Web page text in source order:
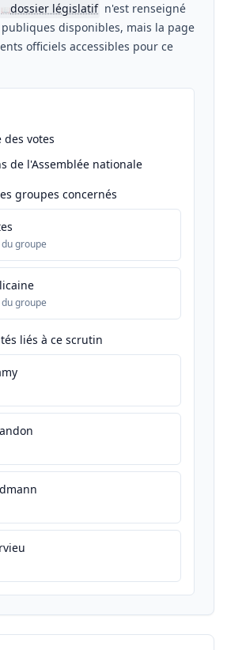
📖dossier législatif n'est renseigné
disponibles, mais la page
officiels accessibles pour ce
des votes
de l'Assemblée nationale
groupes concernés
groupe
groupe
liés à ce scrutin